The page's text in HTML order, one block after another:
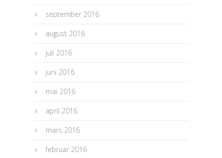
september 2016
august 2016
juli 2016
juni 2016
mai 2016
april 2016
mars 2016
februar 2016